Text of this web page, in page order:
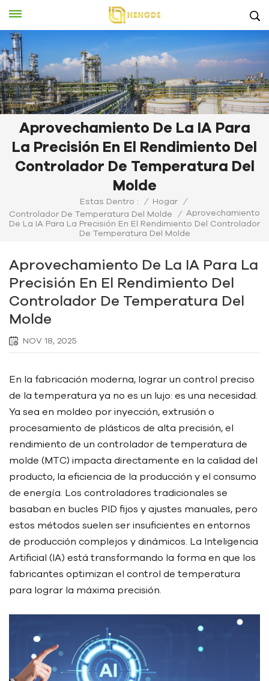
Aprovechamiento De La IA Para
La Precisión En El Rendimiento Del
Controlador De Temperatura Del
Molde
Estas Dentro : / Hogar /
Controlador De Temperatura Del Molde
/ Aprovechamiento
De La IA Para La Precisión En El Rendimiento Del Controlador
De Temperatura Del Molde
Aprovechamiento De La IA Para La
Precisión En El Rendimiento Del
Controlador De Temperatura Del
Molde
NOV 18, 2025
En la fabricación moderna, lograr un control preciso
de la temperatura ya no es un lujo: es una necesidad.
Ya sea en moldeo por inyección, extrusión o
procesamiento de plásticos de alta precisión, el
rendimiento de un controlador de temperatura de
molde (MTC) impacta directamente en la calidad del
producto, la eficiencia de la producción y el consumo
de energía. Los controladores tradicionales se
basaban en bucles PID fijos y ajustes manuales, pero
estos métodos suelen ser insuficientes en entornos
de producción complejos y dinámicos. La Inteligencia
Artificial (IA) está transformando la forma en que los
fabricantes optimizan el control de temperatura
para lograr la máxima precisión.